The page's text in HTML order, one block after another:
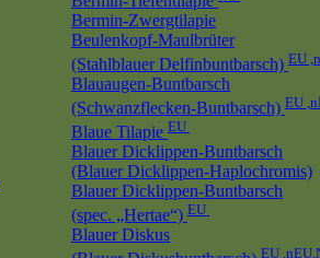
Bermin-Zwergtilapie
Beulenkopf-Maulbrüter
(Stahlblauer Delfinbuntbarsch) EU
Blauaugen-Buntbarsch
(Schwanzflecken-Buntbarsch) EU
Blaue Tilapie EU
Blauer Dicklippen-Buntbarsch
(Blauer Dicklippen-Haplochromis)
Blauer Dicklippen-Buntbarsch
(spec. „Hertae“) EU
Blauer Diskus
EU